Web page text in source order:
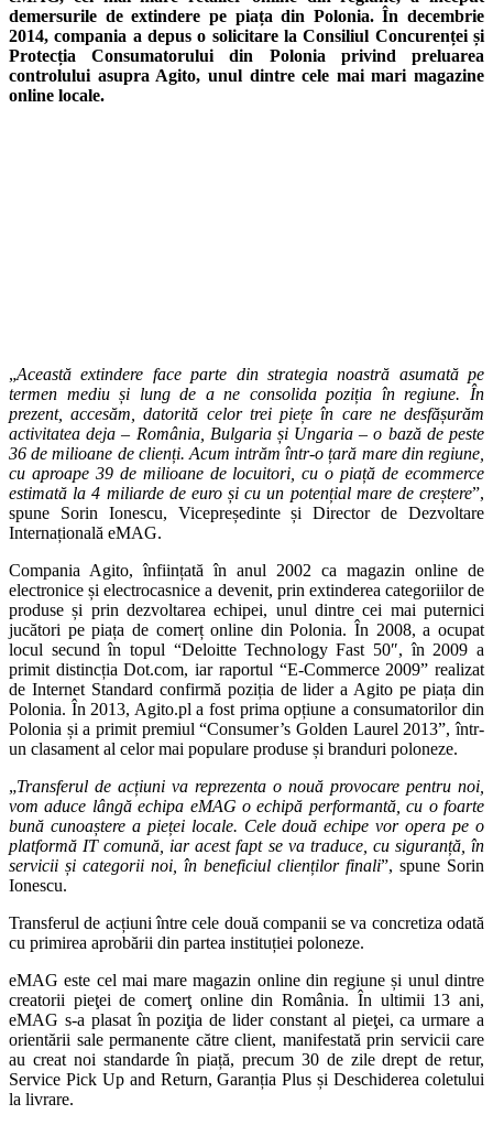
demersurile de extindere pe piața din Polonia. În decembrie
2014, compania a depus o solicitare la Consiliul Concurenței și
Protecția Consumatorului din Polonia privind preluarea
controlului asupra Agito, unul dintre cele mai mari magazine
online locale.
„Această extindere face parte din strategia noastră asumată pe
termen mediu și lung de a ne consolida poziția în regiune. În
prezent, accesăm, datorită celor trei piețe în care ne desfășurăm
activitatea deja – România, Bulgaria și Ungaria – o bază de peste
36 de milioane de clienți. Acum intrăm într-o țară mare din regiune,
cu aproape 39 de milioane de locuitori, cu o piață de ecommerce
estimată la 4 miliarde de euro și cu un potențial mare de creștere”,
spune Sorin Ionescu, Vicepreședinte și Director de Dezvoltare
Internațională eMAG.
Compania Agito, înființată în anul 2002 ca magazin online de
electronice și electrocasnice a devenit, prin extinderea categoriilor de
produse și prin dezvoltarea echipei, unul dintre cei mai puternici
jucători pe piața de comerț online din Polonia. În 2008, a ocupat
locul secund în topul “Deloitte Technology Fast 50″, în 2009 a
primit distincția Dot.com, iar raportul “E-Commerce 2009” realizat
de Internet Standard confirmă poziția de lider a Agito pe piața din
Polonia. În 2013, Agito.pl a fost prima opțiune a consumatorilor din
Polonia și a primit premiul “Consumer’s Golden Laurel 2013”, într-
un clasament al celor mai populare produse și branduri poloneze.
„Transferul de acțiuni va reprezenta o nouă provocare pentru noi,
vom aduce lângă echipa eMAG o echipă performantă, cu o foarte
bună cunoaștere a pieței locale. Cele două echipe vor opera pe o
platformă IT comună, iar acest fapt se va traduce, cu siguranță, în
servicii și categorii noi, în beneficiul clienților finali”, spune Sorin
Ionescu.
Transferul de acțiuni între cele două companii se va concretiza odată
cu primirea aprobării din partea instituției poloneze.
eMAG este cel mai mare magazin online din regiune și unul dintre
creatorii pieţei de comerţ online din România. În ultimii 13 ani,
eMAG s-a plasat în poziţia de lider constant al pieţei, ca urmare a
orientării sale permanente către client, manifestată prin servicii care
au creat noi standarde în piață, precum 30 de zile drept de retur,
Service Pick Up and Return, Garanția Plus și Deschiderea coletului
la livrare.